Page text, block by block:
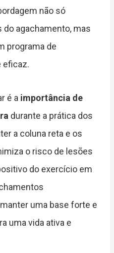
não só
agachamento, mas
programa de
eficaz.
é a importância de
durante a prática dos
a coluna reta e os
o risco de lesões
do exercício em
uma base forte e
uma vida ativa e